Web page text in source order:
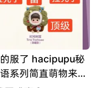
服了 hacipupu秘
系列简直萌物来的